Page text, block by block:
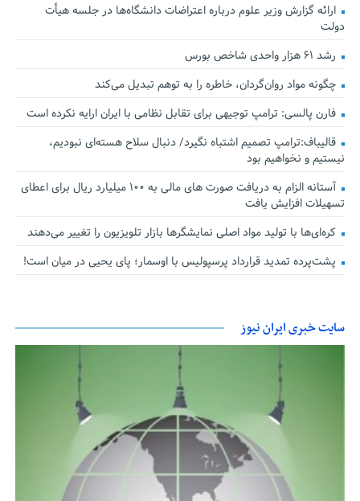
ارائه گزارش وزیر علوم درباره اعتراضات دانشگاه‌ها در جلسه هیأت
دولت
رشد ۶۱ هزار واحدی شاخص بورس
چگونه مواد روان‌گردان، خاطره را به توهم تبدیل می‌کند
فارن پالسی: ترامپ توجیهی برای تقابل نظامی با ایران ارایه نکرده است
قالیباف:ترامپ تصمیم اشتباه نگیرد/ دنبال سلاح هسته‌ای نبودیم،
نیستیم و نخواهیم بود
آستانه الزام به دریافت صورت های مالی به ۱۰۰ میلیارد ریال برای اعطای
تسهیلات افزایش یافت
کره‌ای‌ها با تولید مواد اصلی نمایشگرها بازار تلویزیون را تغییر می‌دهند
پشت‌پرده تمدید قرارداد پرسپولیس با اوسمار؛ پای یحیی در میان است!
سایت خبری ایران نیوز